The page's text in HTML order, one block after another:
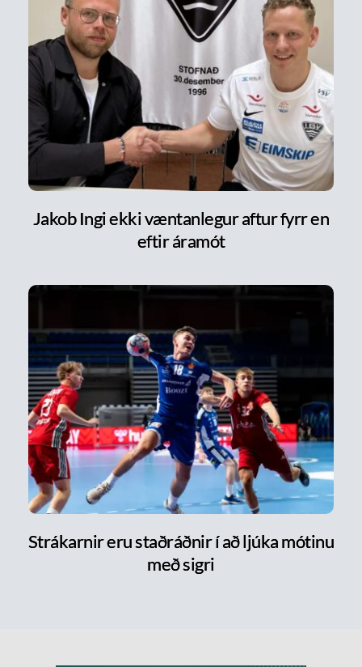
Jakob Ingi ekki væntanlegur aftur fyrr en
eftir áramót
Strákarnir eru staðráðnir í að ljúka mótinu
með sigri